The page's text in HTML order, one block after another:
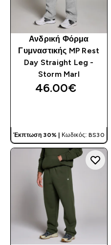
Ανδρική Φόρμα
Γυμναστικής MP Rest
Day Straight Leg -
Storm Marl
46.00€‎
Έκπτωση 30% | Κωδικός: BS30